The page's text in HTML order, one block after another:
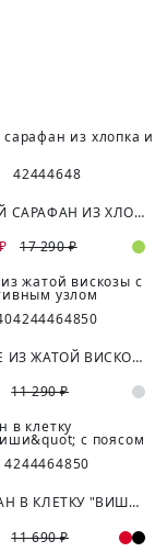
42444648
ЛЕТНИЙ САРАФАН ИЗ ХЛОПКА И ЛЬНА
17 290 ₽
4244464850
ПЛАТЬЕ ИЗ ЖАТОЙ ВИСКОЗЫ С ДЕКОРАТИВНЫМ УЗЛОМ
11 290 ₽
4244464850
САРАФАН В КЛЕТКУ "ВИШИ" С ПОЯСОМ
11 690 ₽